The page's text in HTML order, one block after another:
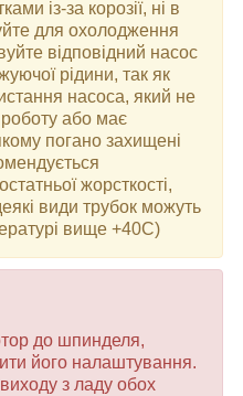
із-за корозії, ні в
для охолодження
відповідний насос
рідини, так як
насоса, який не
або має
погано захищені
жорсткості,
види трубок можуть
вище +40С)
до шпинделя,
його налаштування.
з ладу обох